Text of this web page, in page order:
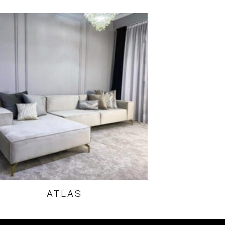
ATLAS